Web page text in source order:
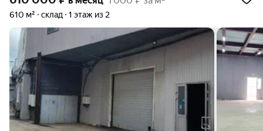
610 м² склад 1 этаж из 2